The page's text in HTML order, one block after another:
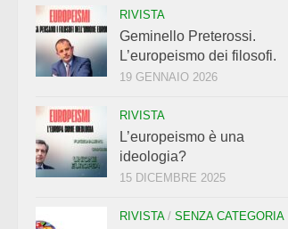
RIVISTA
Geminello Preterossi.
L’europeismo dei filosofi.
19 GENNAIO 2026
RIVISTA
L’europeismo è una
ideologia?
15 DICEMBRE 2025
RIVISTA/ SENZA CATEGORIA